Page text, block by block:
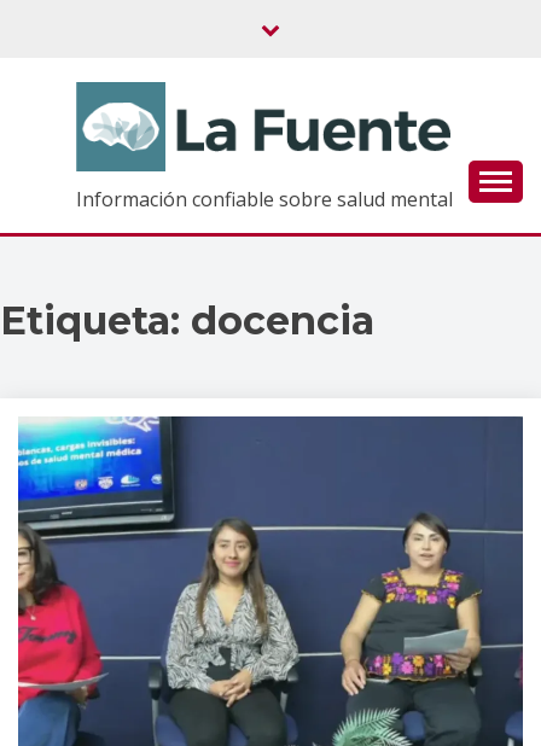
Información confiable sobre salud mental
Etiqueta: docencia